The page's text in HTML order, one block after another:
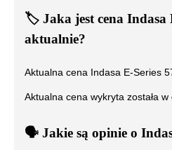
🏷️ Jaka jest cena Indasa
aktualnie?
Aktualna cena Indasa E-Series
Aktualna cena wykryta została w
🗣️ ️ Jakie są opinie o